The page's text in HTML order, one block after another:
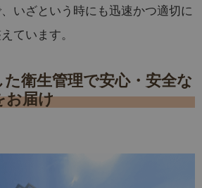
いざという時にも迅速かつ適切に
ています。
衛生管理で安心・安全な
お届け